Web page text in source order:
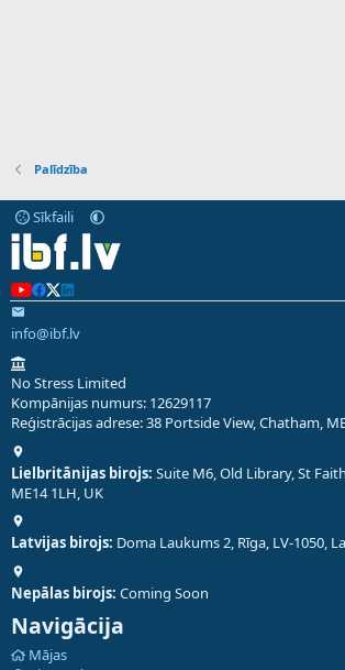
Palīdzība
Sīkfaili
info@ibf.lv
No Stress Limited
Kompānijas numurs: 12629117
Reģistrācijas adrese: 38 Portside View, Chatham,
Lielbritānijas birojs: Suite M6, Old Library, St
ME14 1LH, UK
Latvijas birojs: Doma Laukums 2, Rīga, LV-1050,
Nepālas birojs: Coming Soon
Navigācija
Mājas